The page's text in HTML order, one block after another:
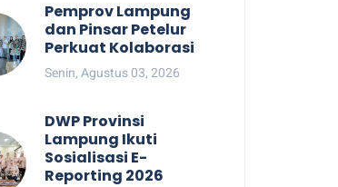
Pemprov Lampung
dan Pinsar Petelur
Perkuat Kolaborasi
Senin, Agustus 03, 2026
DWP Provinsi
Lampung Ikuti
Sosialisasi E-
Reporting 2026